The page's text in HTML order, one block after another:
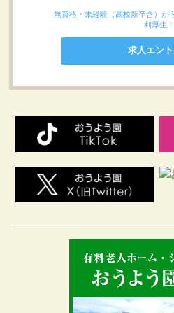
無資格・未経験（高校新卒含）か
利厚生！
求人エン